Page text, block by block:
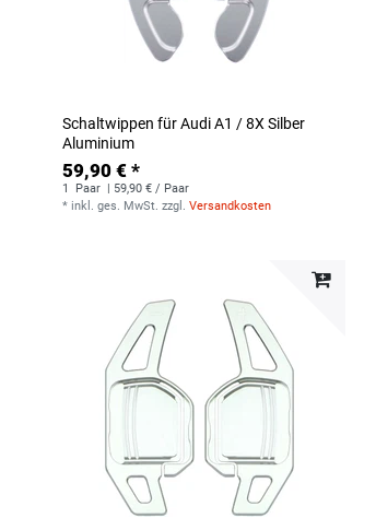
Schaltwippen für Audi A1 / 8X Silber
Aluminium
59,90 € *
1 Paar | 59,90 € / Paar
* inkl. ges. MwSt. zzgl.Versandkosten